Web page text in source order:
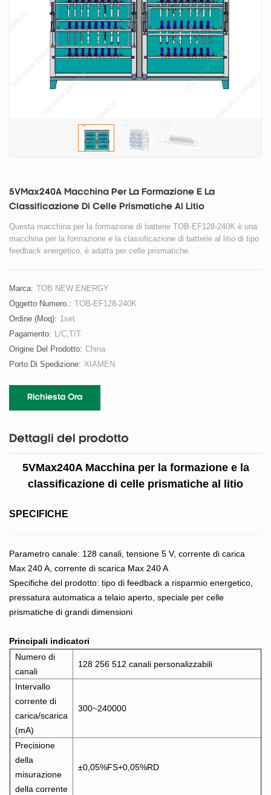
5VMax240A Macchina Per La Formazione E La
Classificazione Di Celle Prismatiche Al Litio
Questa macchina per la formazione di batterie TOB-EF128-240K è una
macchina per la formazione e la classificazione di batterie al litio di tipo
feedback energetico, è adatta per celle prismatiche.
Marca: TOB NEW ENERGY
Oggetto Numero.: TOB-EF128-240K
Ordine (moq): 1set
Pagamento: L/C,T/T
Origine Del Prodotto: China
Porto Di Spedizione: XIAMEN
Richiesta Ora
Dettagli del prodotto
5VMax240A Macchina per la formazione e la
classificazione di celle prismatiche al litio
SPECIFICHE
Parametro canale: 128 canali, tensione 5 V, corrente di carica
Max 240 A, corrente di scarica Max 240 A
Specifiche del prodotto: tipo di feedback a risparmio energetico,
pressatura automatica a telaio aperto, speciale per celle
prismatiche di grandi dimensioni
Principali indicatori
Numero di
canali
128 256 512 canali personalizzabili
Intervallo
corrente di
carica/scarica
(mA)
300~240000
Precisione
della
misurazione
della corrente
±0,05%FS+0,05%RD